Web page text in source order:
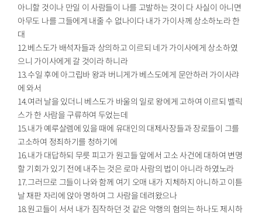
아니할 것이나 만일 이 사람들이 나를 고발하는 것이 다 사실이 아니면
아무도 나를 그들에게 내줄 수 없나이다 내가 가이사께 상소하노라 한
대
12.베스도가 배석자들과 상의하고 이르되 네가 가이사에게 상소하였
으니 가이사에게 갈 것이라 하니라
13.수일 후에 아그립바 왕과 버니게가 베스도에게 문안하러 가이사랴
에 와서
14.여러 날을 있더니 베스도가 바울의 일로 왕에게 고하여 이르되 벨릭
스가 한 사람을 구류하여 두었는데
15.내가 예루살렘에 있을 때에 유대인의 대제사장들과 장로들이 그를
고소하여 정죄하기를 청하기에
16.내가 대답하되 무릇 피고가 원고들 앞에서 고소 사건에 대하여 변명
할 기회가 있기 전에 내주는 것은 로마 사람의 법이 아니라 하였노라
17.그러므로 그들이 나와 함께 여기 오매 내가 지체하지 아니하고 이튿
날 재판 자리에 앉아 명하여 그 사람을 데려왔으나
18.원고들이 서서 내가 짐작하던 것 같은 악행의 혐의는 하나도 제시하